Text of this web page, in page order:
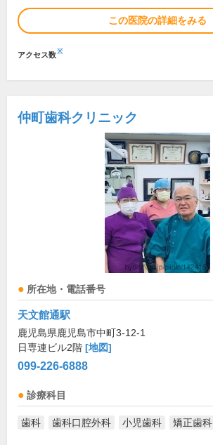
この医院の詳細をみる
アクセス数※
仲町歯科クリニック
所在地・電話番号
天文館通駅
鹿児島県鹿児島市中町3-12-1
日専連ビル2階 [地図]
099-226-6888
診療科目
歯科 歯科口腔外科 小児歯科 矯正歯科